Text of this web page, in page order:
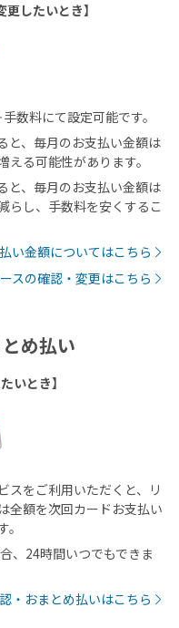
更したいとき】
数料にて設定可能です。
と、毎月のお支払い金額は
る可能性があります。
と、毎月のお支払い金額は
らし、手数料を安くするこ
い金額についてはこちら
スの確認・変更はこちら
め払い
いとき】
スをご利用いただくと、リ
全額を次回カードお支払い
、24時間いつでもできま
・おまとめ払いはこちら